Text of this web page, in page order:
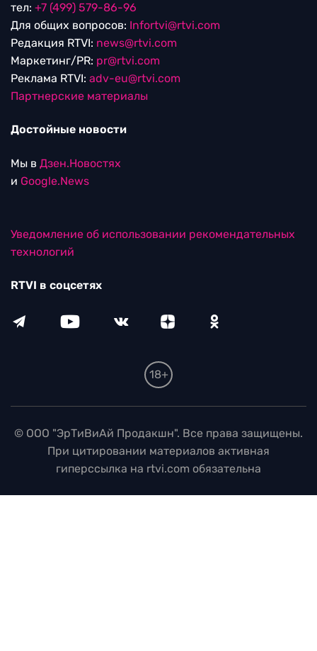
тел: +7 (499) 579-86-96
Для общих вопросов: Infortvi@rtvi.com
Редакция RTVI: news@rtvi.com
Маркетинг/PR: pr@rtvi.com
Реклама RTVI: adv-eu@rtvi.com
Партнерские материалы
Достойные новости
Мы в Дзен.Новостях
и Google.News
Уведомление об использовании рекомендательных
технологий
RTVI в соцсетях
18+
© ООО "ЭрТиВиАй Продакшн". Все права защищены.
При цитировании материалов активная
гиперссылка на rtvi.com обязательна